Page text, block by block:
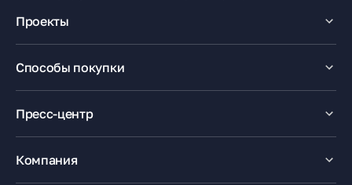
Проекты
Способы покупки
Ипотека
Рассрочка
Маткапитал
Trade-In
Пресс-центр
Акции
Компания